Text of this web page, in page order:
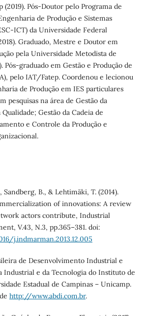
(2019). Pós-Doutor pelo Programa de
de Produção e Sistemas
ICT) da Universidade Federal
Graduado, Mestre e Doutor em
pela Universidade Metodista de
Pós-graduado em Gestão e Produção de
pelo IAT/Fatep. Coordenou e lecionou
de Produção em IES particulares
pesquisas na área de Gestão da
Gestão da Cadeia de
e Controle da Produção e
B., & Lehtimäki, T. (2014).
of innovations: A review
actors contribute, Industrial
V.43, N.3, pp.365–381. doi:
j.indmarman.2013.12.005
de Desenvolvimento Industrial e
Industrial e da Tecnologia do Instituto de
Estadual de Campinas – Unicamp.
http://www.abdi.com.br.